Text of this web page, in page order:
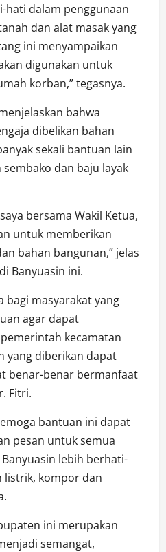
hati dalam penggunaan
dan alat masak yang
ini menyampaikan
digunakan untuk
korban,” tegasnya.
bahwa
dibelikan bahan
sekali bantuan lain
dan baju layak
bersama Wakil Ketua,
untuk memberikan
bahan bangunan,” jelas
Banyuasin ini.
bagi masyarakat yang
agar dapat
kecamatan
yang diberikan dapat
benar-benar bermanfaat
Fitri.
bantuan ini dapat
pesan untuk semua
lebih berhati-
listrik, kompor dan
ini merupakan
semangat,